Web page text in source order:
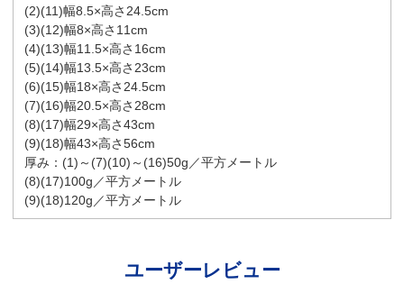
(2)(11)幅8.5×高さ24.5cm
(3)(12)幅8×高さ11cm
(4)(13)幅11.5×高さ16cm
(5)(14)幅13.5×高さ23cm
(6)(15)幅18×高さ24.5cm
(7)(16)幅20.5×高さ28cm
(8)(17)幅29×高さ43cm
(9)(18)幅43×高さ56cm
厚み：(1)～(7)(10)～(16)50g／平方メートル
(8)(17)100g／平方メートル
(9)(18)120g／平方メートル
ユーザーレビュー